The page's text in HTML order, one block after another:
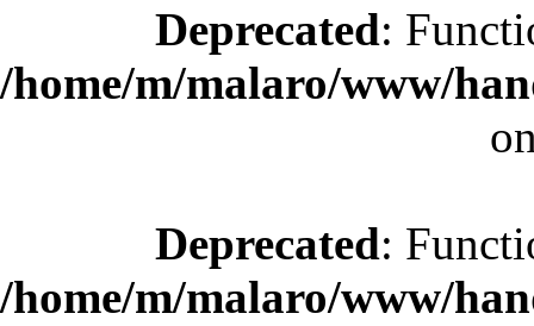
Deprecated:
/home/m/malaro/www/
Deprecated:
/home/m/malaro/www/